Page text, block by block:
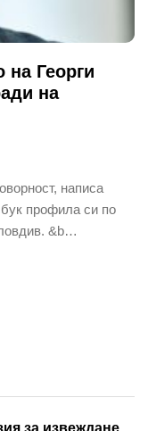
на Георги
на
написа
профила си по
&b…
за извеждане